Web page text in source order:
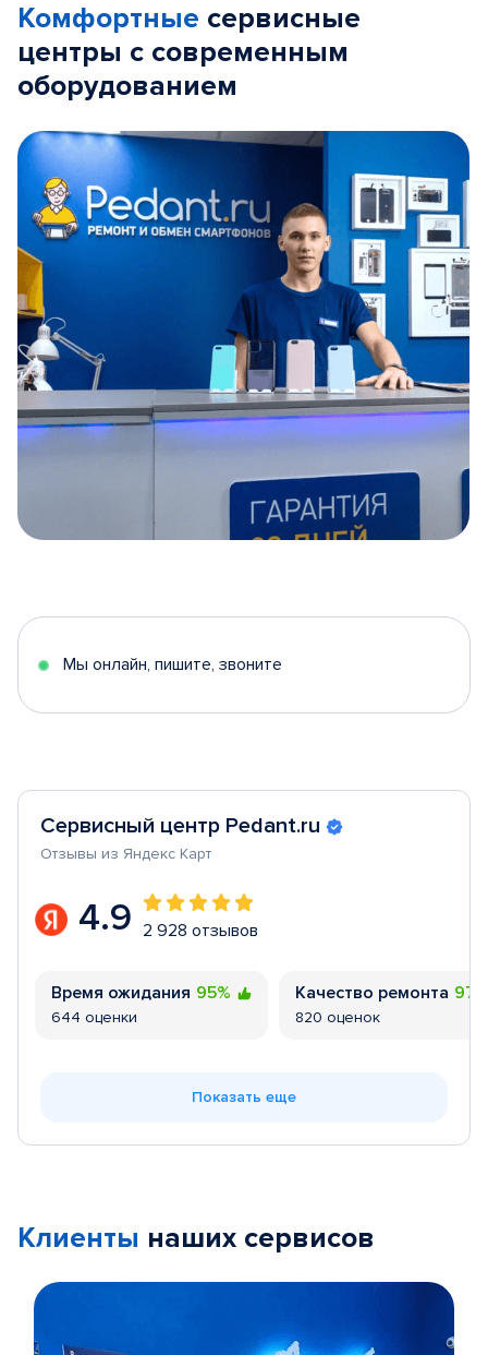
Комфортные сервисные
центры с современным
оборудованием
5
Мы онлайн, пишите, звоните
Сервисный центр Pedant.ru
Отзывы из Яндекс Карт
4.9 2 928 отзывов
Время ожидания 95%
644 оценки
Качество ремонта
820 оценок
Показать еще
Клиенты наших сервисов